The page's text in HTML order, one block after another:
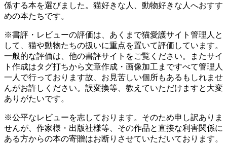
係する本を選びました。猫好きな人、動物好きな人へおすす
めの本たちです。
※書評・レビューの評価は、あくまで猫愛護サイト管理人と
して、猫や動物たちの扱いに重点を置いて評価しています。
一般的な評価は、他の書評サイトをご覧ください。またサイ
ト作成はタグ打ちから文章作成・画像加工まですべて管理人
一人で行っております故、お見苦しい個所もあるもしれませ
んがお許しください。誤変換等、教えていただけますと大変
ありがたいです。
※公平なレビューを志しております。そのため申し訳ありま
せんが、作家様・出版社様等、その作品と直接な利害関係に
ある方からの本の寄贈はお断りさせていただいております。